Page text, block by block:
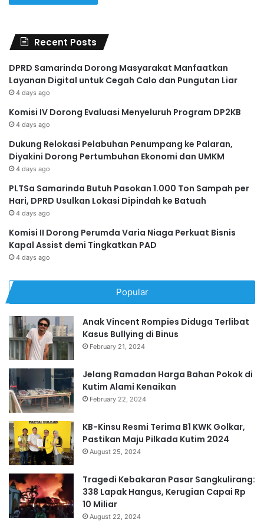
Recent Posts
DPRD Samarinda Dorong Masyarakat Manfaatkan
Layanan Digital untuk Cegah Calo dan Pungutan Liar
4 days ago
Komisi IV Dorong Evaluasi Menyeluruh Program DP2KB
4 days ago
Dukung Relokasi Pelabuhan Penumpang ke Palaran,
Diyakini Dorong Pertumbuhan Ekonomi dan UMKM
4 days ago
PLTSa Samarinda Butuh Pasokan 1.000 Ton Sampah per
Hari, DPRD Usulkan Lokasi Dipindah ke Batuah
4 days ago
Komisi II Dorong Perumda Varia Niaga Perkuat Bisnis
Kapal Assist demi Tingkatkan PAD
4 days ago
Popular
Anak Vincent Rompies Diduga Terlibat
Kasus Bullying di Binus
February 21, 2024
Jelang Ramadan Harga Bahan Pokok di
Kutim Alami Kenaikan
February 22, 2024
KB-Kinsu Resmi Terima B1 KWK Golkar,
Pastikan Maju Pilkada Kutim 2024
August 25, 2024
Tragedi Kebakaran Pasar Sangkulirang:
338 Lapak Hangus, Kerugian Capai Rp
10 Miliar
August 22, 2024